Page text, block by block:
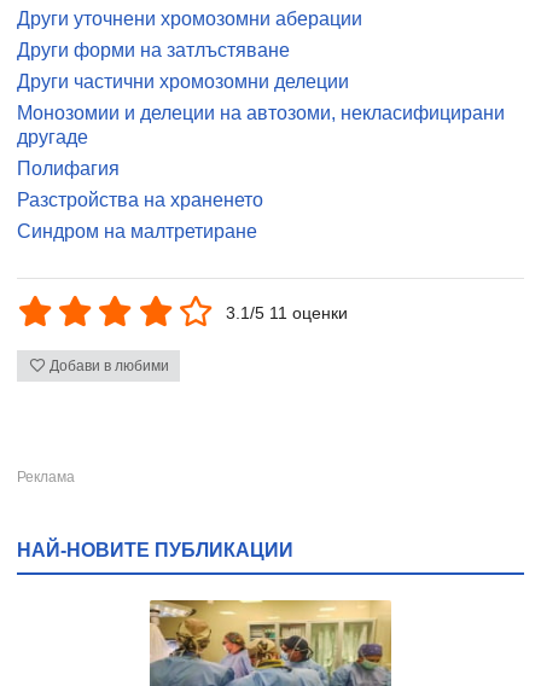
Други уточнени хромозомни аберации
Други форми на затлъстяване
Други частични хромозомни делеции
Монозомии и делеции на автозоми, некласифицирани
другаде
Полифагия
Разстройства на храненето
Синдром на малтретиране
3.1/5 11 оценки
Добави в любими
НАЙ-НОВИТЕ ПУБЛИКАЦИИ